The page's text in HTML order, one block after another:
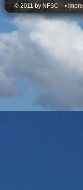
© 2011 by NFSC •